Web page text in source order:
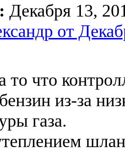
Декабря 13,
от
то что
из-за
газа.